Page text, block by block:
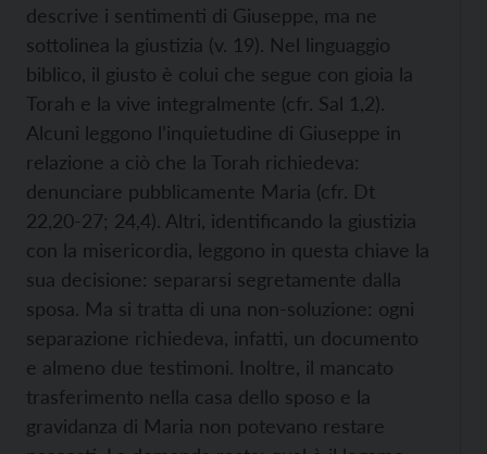
descrive i sentimenti di Giuseppe, ma ne
sottolinea la giustizia (v. 19). Nel linguaggio
biblico, il giusto è colui che segue con gioia la
Torah e la vive integralmente (cfr. Sal 1,2).
Alcuni leggono l’inquietudine di Giuseppe in
relazione a ciò che la Torah richiedeva:
denunciare pubblicamente Maria (cfr. Dt
22,20-27; 24,4). Altri, identificando la giustizia
con la misericordia, leggono in questa chiave la
sua decisione: separarsi segretamente dalla
sposa. Ma si tratta di una non-soluzione: ogni
separazione richiedeva, infatti, un documento
e almeno due testimoni. Inoltre, il mancato
trasferimento nella casa dello sposo e la
gravidanza di Maria non potevano restare